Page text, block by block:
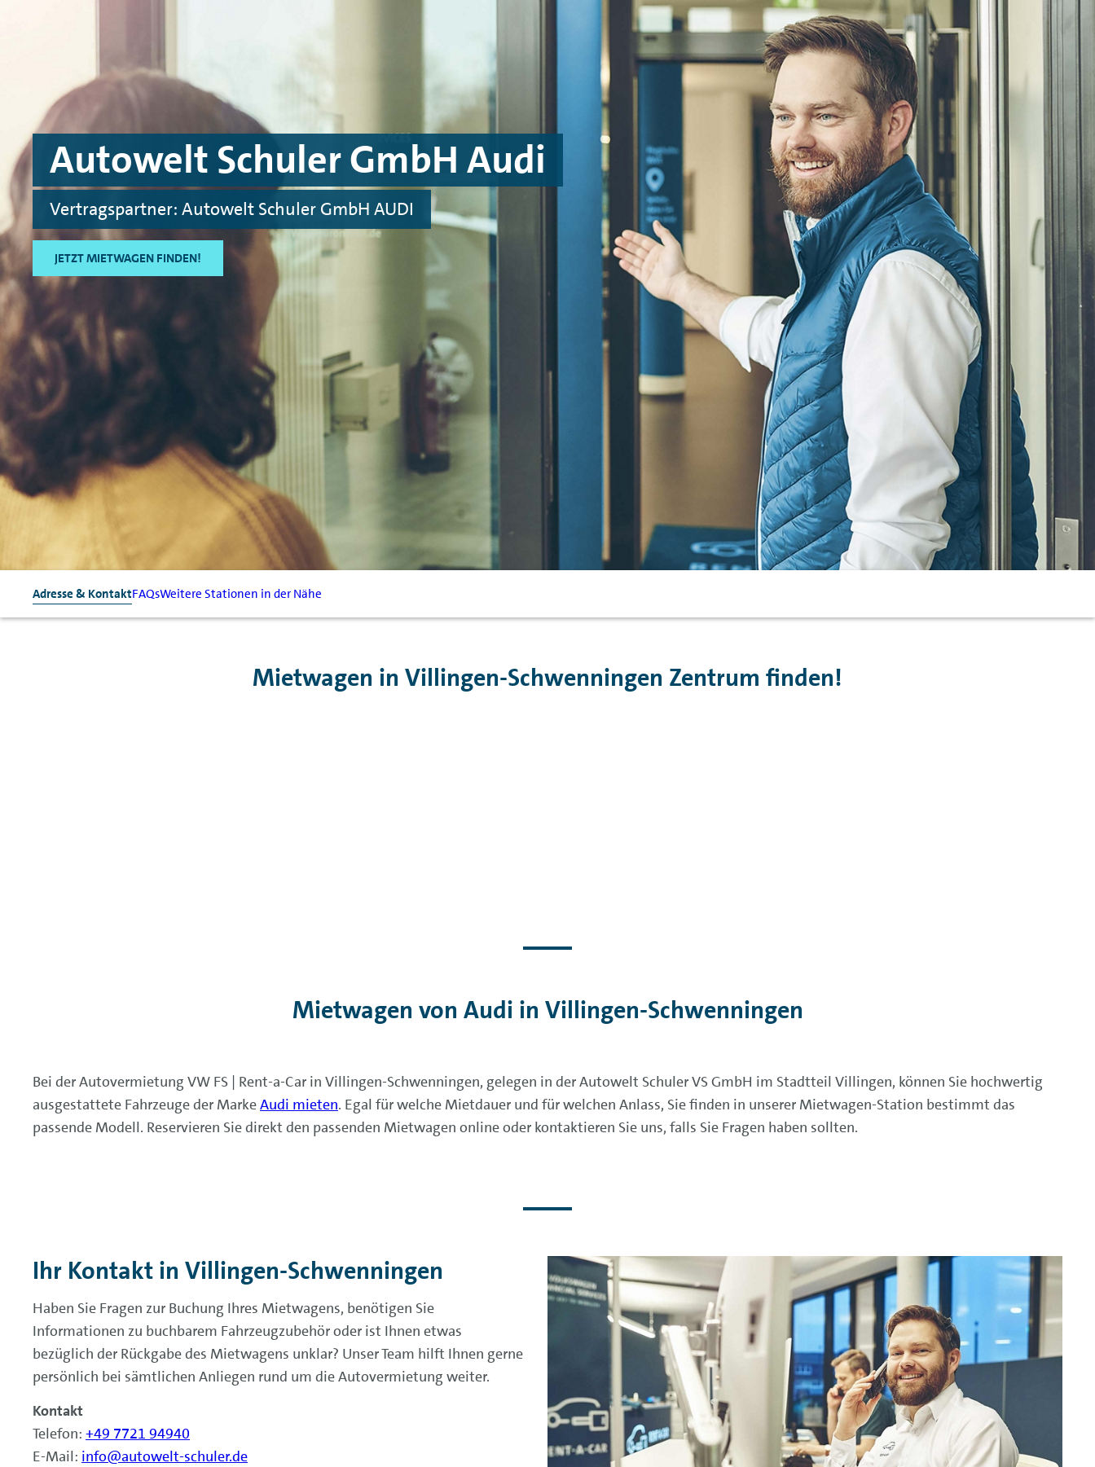
Autowelt Schuler GmbH Audi
Vertragspartner: Autowelt Schuler GmbH AUDI
JETZT MIETWAGEN FINDEN!
Adresse & KontaktFAQsWeitere Stationen in der Nähe
Mietwagen in Villingen-Schwenningen Zentrum finden!
Mietwagen von Audi in Villingen-Schwenningen
Bei der Autovermietung VW FS | Rent-a-Car in Villingen-Schwenningen, gelegen in der Autowelt Schuler VS GmbH im Stadtteil Villingen, können Sie hochwertig
ausgestattete Fahrzeuge der MarkeAudi mieten. Egal für welche Mietdauer und für welchen Anlass, Sie finden in unserer Mietwagen-Station bestimmt das
passende Modell. Reservieren Sie direkt den passenden Mietwagen online oder kontaktieren Sie uns, falls Sie Fragen haben sollten.
Ihr Kontakt in Villingen-Schwenningen
Haben Sie Fragen zur Buchung Ihres Mietwagens, benötigen Sie
Informationen zu buchbarem Fahrzeugzubehör oder ist Ihnen etwas
bezüglich der Rückgabe des Mietwagens unklar? Unser Team hilft Ihnen gerne
persönlich bei sämtlichen Anliegen rund um die Autovermietung weiter.
Kontakt
Telefon: +49 7721 94940
E-Mail: info@autowelt-schuler.de